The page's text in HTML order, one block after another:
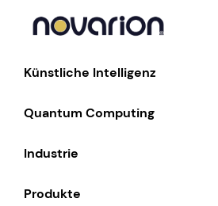
Künstliche Intelligenz
Quantum Computing
Industrie
Produkte
« Alle Veranstaltungen